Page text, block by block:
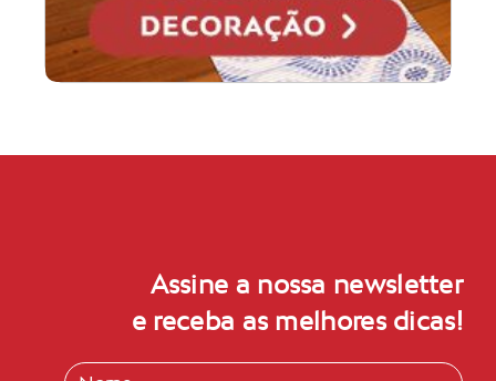
Assine a nossa newsletter
e receba as melhores dicas!